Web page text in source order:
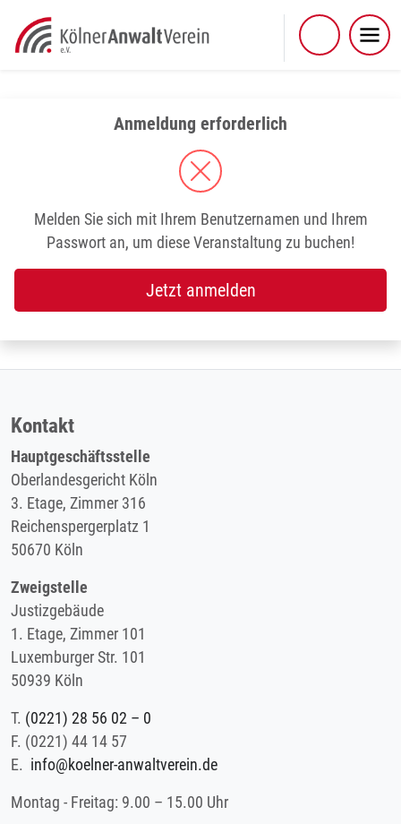
content
Anmeldung erforderlich
Melden Sie sich mit Ihrem Benutzernamen und Ihrem
Passwort an, um diese Veranstaltung zu buchen!
Jetzt anmelden
Kontakt
Hauptgeschäftsstelle
Oberlandesgericht Köln
3. Etage, Zimmer 316
Reichenspergerplatz 1
50670 Köln
Zweigstelle
Justizgebäude
1. Etage, Zimmer 101
Luxemburger Str. 101
50939 Köln
T. (0221) 28 56 02 – 0
F. (0221) 44 14 57
E. info@koelner-anwaltverein.de
Montag - Freitag: 9.00 – 15.00 Uhr